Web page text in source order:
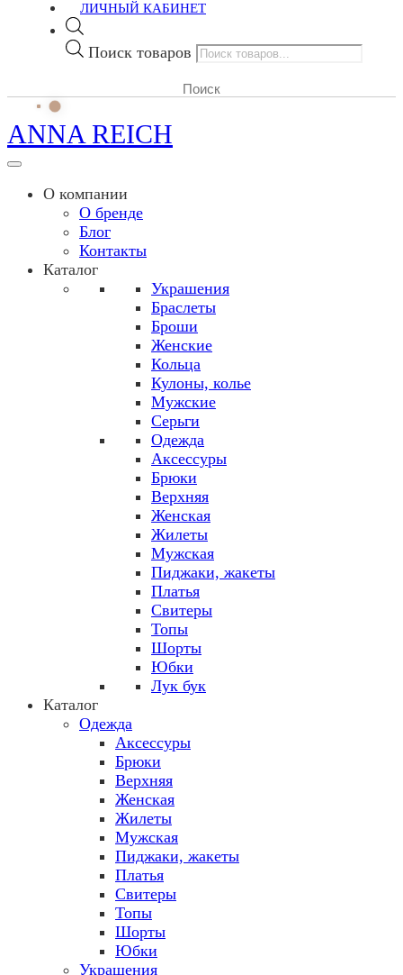
ЛИЧНЫЙ КАБИНЕТ
Поиск товаров
ANNA REICH
О компании
О бренде
Блог
Контакты
Каталог
Украшения
Браслеты
Броши
Женские
Кольца
Кулоны, колье
Мужские
Серьги
Одежда
Аксессуры
Брюки
Верхняя
Женская
Жилеты
Мужская
Пиджаки, жакеты
Платья
Свитеры
Топы
Шорты
Юбки
Лук бук
Каталог
Одежда
Аксессуры
Брюки
Верхняя
Женская
Жилеты
Мужская
Пиджаки, жакеты
Платья
Свитеры
Топы
Шорты
Юбки
Украшения